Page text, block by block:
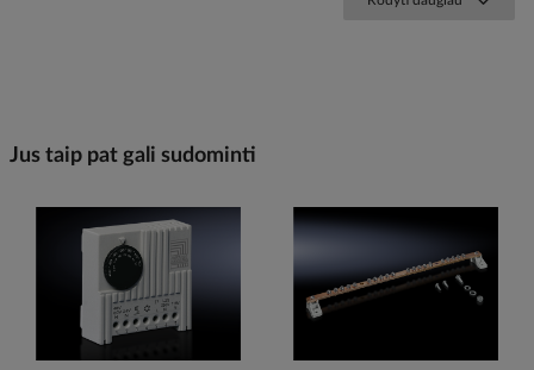
Jus taip pat gali sudominti